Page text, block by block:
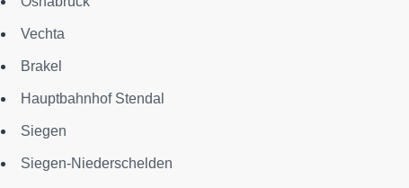
Vechta
Brakel
Hauptbahnhof Stendal
Siegen
Siegen-Niederschelden